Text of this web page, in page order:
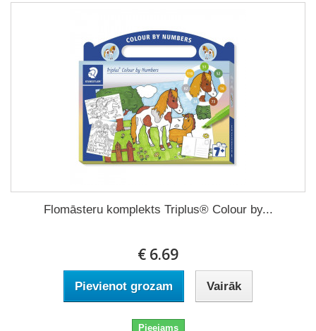
Flomāsteru komplekts Triplus® Colour by...
€ 6.69
Pievienot grozam Vairāk
Pieejams